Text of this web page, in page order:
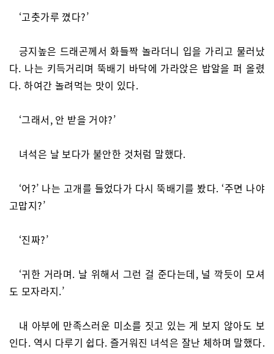
‘고춧가루 꼈다?’
긍지높은 드래곤께서 화들짝 놀라더니 입을 가리고 물러났
다. 나는 키득거리며 뚝배기 바닥에 가라앉은 밥알을 퍼 올렸
다. 하여간 놀려먹는 맛이 있다.
‘그래서, 안 받을 거야?’
녀석은 날 보다가 불안한 것처럼 말했다.
‘어?’ 나는 고개를 들었다가 다시 뚝배기를 봤다. ‘주면 나야
고맙지?’
‘진짜?’
‘귀한 거라며. 날 위해서 그런 걸 준다는데, 널 깍듯이 모셔
도 모자라지.’
내 아부에 만족스러운 미소를 짓고 있는 게 보지 않아도 보
인다. 역시 다루기 쉽다. 즐거워진 녀석은 잘난 체하며 말했다.